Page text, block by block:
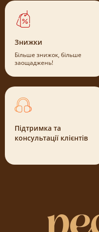
Знижки
Більше знижок, більше
заощаджень!
Підтримка та
консультації клієнтів